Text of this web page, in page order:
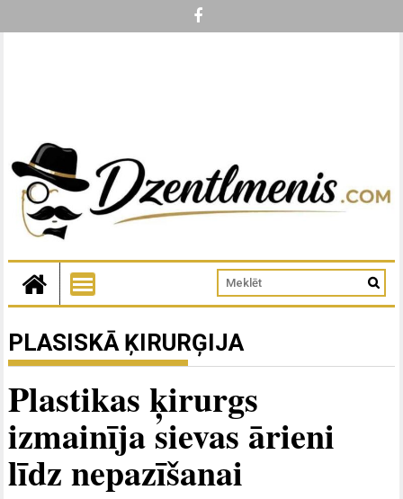
PLASISKĀ ĶIRURĢIJA
Plastikas ķirurgs
izmainīja sievas ārieni
līdz nepazīšanai